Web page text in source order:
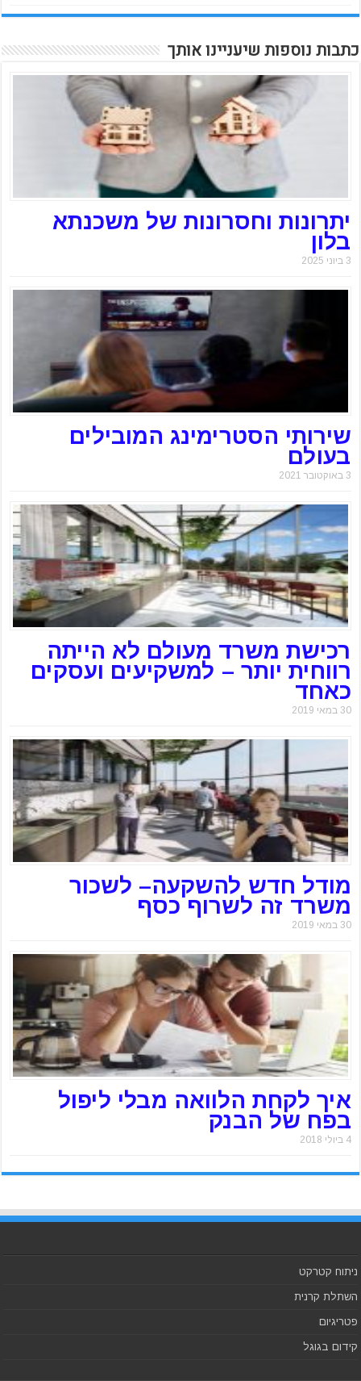
כתבות נוספות שיעניינו אותך
יתרונות וחסרונות של משכנתא
בלון
3 ביוני 2025
שירותי הסטרימינג המובילים
בעולם
3 באוקטובר 2021
רכישת משרד מעולם לא הייתה
רווחית יותר – למשקיעים ועסקים
כאחד
30 במאי 2019
מודל חדש להשקעה– לשכור
משרד זה לשרוף כסף
30 במאי 2019
איך לקחת הלוואה מבלי ליפול
בפח של הבנק
4 ביולי 2018
ניתוח קטרקט
השתלת קרנית
פטריגיום
קידום בגוגל